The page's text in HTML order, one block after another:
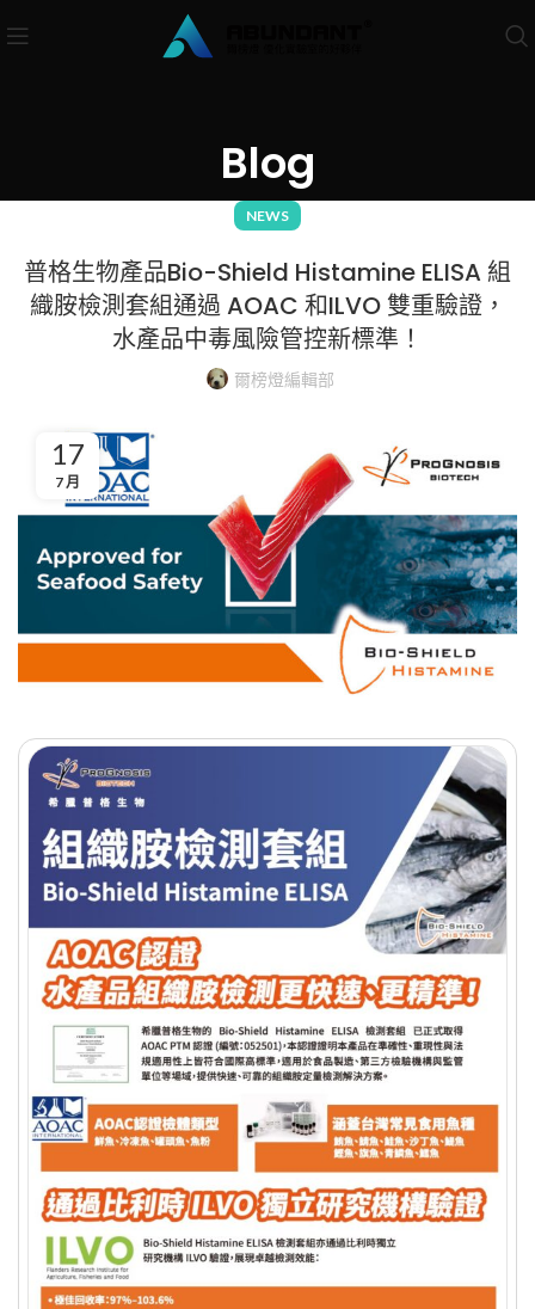
Blog
NEWS
普格生物產品Bio-Shield Histamine ELISA 組
織胺檢測套組通過 AOAC 和ILVO 雙重驗證，
水產品中毒風險管控新標準！
爾榜燈編輯部
17
7 月